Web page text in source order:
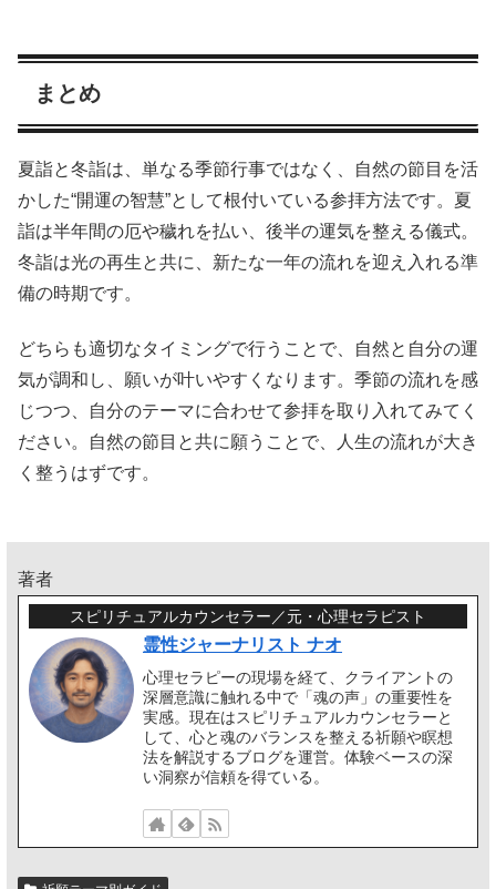
まとめ
夏詣と冬詣は、単なる季節行事ではなく、自然の節目を活
かした“開運の智慧”として根付いている参拝方法です。夏
詣は半年間の厄や穢れを払い、後半の運気を整える儀式。
冬詣は光の再生と共に、新たな一年の流れを迎え入れる準
備の時期です。
どちらも適切なタイミングで行うことで、自然と自分の運
気が調和し、願いが叶いやすくなります。季節の流れを感
じつつ、自分のテーマに合わせて参拝を取り入れてみてく
ださい。自然の節目と共に願うことで、人生の流れが大き
く整うはずです。
著者
スピリチュアルカウンセラー／元・心理セラピスト
霊性ジャーナリスト ナオ
心理セラピーの現場を経て、クライアントの
深層意識に触れる中で「魂の声」の重要性を
実感。現在はスピリチュアルカウンセラーと
して、心と魂のバランスを整える祈願や瞑想
法を解説するブログを運営。体験ベースの深
い洞察が信頼を得ている。